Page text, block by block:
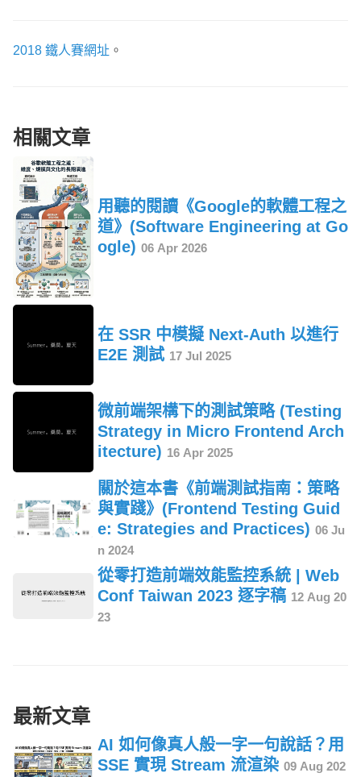
2018 鐵人賽網址 。
相關文章
用聽的閱讀《Google的軟體工程之
道》(Software Engineering at Go
ogle) 06 Apr 2026
在 SSR 中模擬 Next-Auth 以進行
E2E 測試 17 Jul 2025
微前端架構下的測試策略 (Testing
Strategy in Micro Frontend Arch
itecture) 16 Apr 2025
關於這本書《前端測試指南：策略
與實踐》(Frontend Testing Guid
e: Strategies and Practices) 06 Ju
n 2024
從零打造前端效能監控系統 | Web
Conf Taiwan 2023 逐字稿 12 Aug 20
23
最新文章
AI 如何像真人般一字一句說話？用
SSE 實現 Stream 流渲染 09 Aug 202